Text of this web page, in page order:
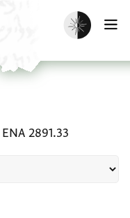
Enable dark
ENA 2891.33